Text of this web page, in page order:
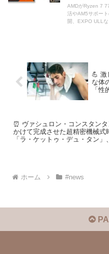
AMDがRyzen 7
活やAM5サポー
開、EXPO ULL
💪 激
な体
「
⏰ ヴァシュロン・コンスタン
かけて完成させた超精密機械式
「ラ・ケットゥ・デュ・タン」
ホーム #news